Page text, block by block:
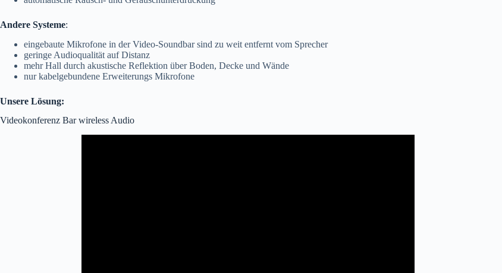
Andere Systeme:
eingebaute Mikrofone in der Video-Soundbar sind zu weit entfernt vom Sprecher
geringe Audioqualität auf Distanz
mehr Hall durch akustische Reflektion über Boden, Decke und Wände
nur kabelgebundene Erweiterungs Mikrofone
Unsere Lösung:
Videokonferenz Bar wireless Audio